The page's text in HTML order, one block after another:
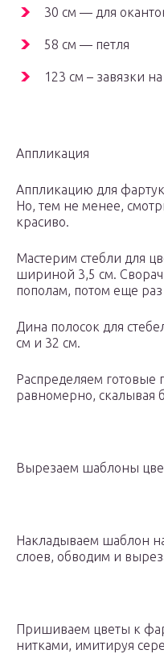
30 см — для
58 см — петля
123 см – завязки
Аппликация
Аппликацию для
Но, тем не менее,
красиво.
Мастерим стебли для
шириной 3,5 см.
пополам, потом еще
Дина полосок для
см и 32 см.
Распределяем
равномерно, скалывая
Вырезаем шаблоны
Накладываем шаблон
слоев, обводим и
Пришиваем цветы к
нитками, имитируя